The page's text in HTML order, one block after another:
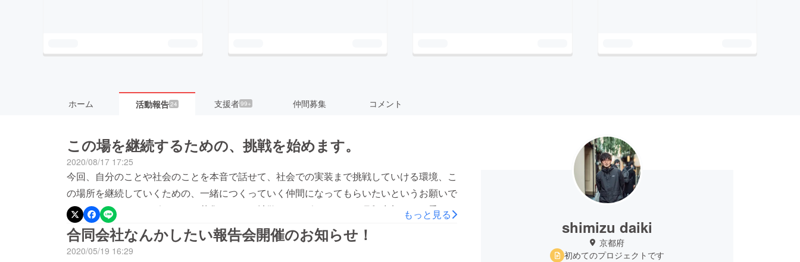
ホーム 活動報告24 支援者99+ 仲間募集 コメント
この場を継続するための、挑戦を始めます。
2020/08/17 17:25
今回、自分のことや社会のことを本音で話せて、社会での実装まで挑戦していける環境、こ
の場所を継続していくための、一緒につくっていく仲間になってもらいたいというお願いで
す。なんかしたいサポーターを募集します。拡散や、サポーターへの月額参加など、乗っ
かってもらえると嬉しいですー！これから、代表清水は100㎞歩いてきます。15時からは
「30時間なんかしたい」と題してオンラインイベントが始まっています。弊社の社員が２
もっと見る
合同会社なんかしたい報告会開催のお知らせ！
2020/05/19 16:29
shimizu daiki
京都府
初めてのプロジェクトです